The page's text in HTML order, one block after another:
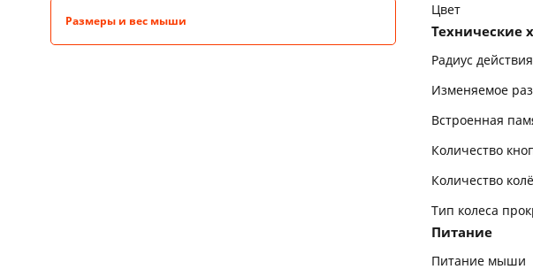
Размеры и вес мыши
Цвет
Технические
Радиус действия
Изменяемое
Встроенная
Количество
Количество
Тип колеса
Питание
Питание мыши